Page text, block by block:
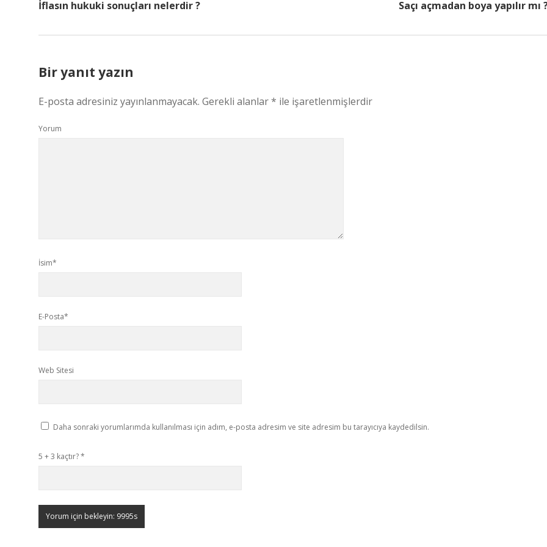
İflasın hukuki sonuçları nelerdir ? Saçı açmadan boya yapılır mı
Bir yanıt yazın
E-posta adresiniz yayınlanmayacak. Gerekli alanlar* ile işaretlenmişlerdir
Yorum
İsim*
E-Posta*
Web Sitesi
Daha sonraki yorumlarımda kullanılması için adım, e-posta adresim ve site adresim bu tarayıcıya kaydedilsin.
5 + 3 kaçtır?*